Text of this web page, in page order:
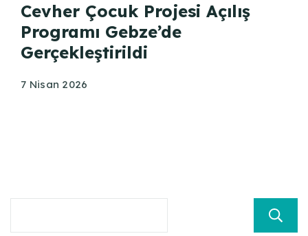
Cevher Çocuk Projesi Açılış
Programı Gebze’de
Gerçekleştirildi
7 Nisan 2026